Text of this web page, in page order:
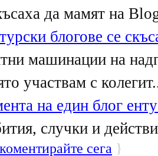
да мамят на
блогове се
машинации на
участвам с
на един блог
случки и
коментирайте сега }